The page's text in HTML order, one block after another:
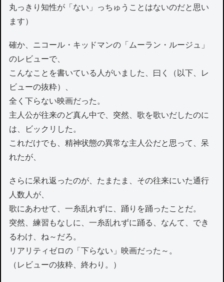
丸っきり知性が「ない」っちゅうことはないのだと思い
ます）
確か、ニコール・キッドマンの「ムーラン・ルージュ」
のレビューで、
こんなことを書いている人がいました、曰く（以下、レ
ビューの抜粋）、
全く下らない映画だった。
主人公が往来のど真ん中で、突然、歌を歌いだしたのに
は、ビックリした。
これだけでも、精神状態の異常な主人公だと思って、呆
れたが、
さらに呆れ返ったのが、たまたま、その往来にいた通行
人数人が、
歌にあわせて、一糸乱れずに、踊りを踊ったことだ。
突然、練習もなしに、一糸乱れずに踊る、なんて、でき
るわけ、ね～だろ。
リアリティゼロの「下らない」映画だった～。
（レビューの抜粋、終わり。）